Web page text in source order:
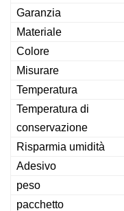
Garanzia
Materiale
Colore
Misurare
Temperatura
Temperatura di
conservazione
Risparmia umidità
Adesivo
peso
pacchetto